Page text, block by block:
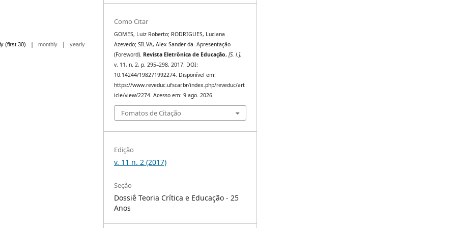
(first 30) | monthly | yearly
Como Citar
GOMES, Luiz Roberto; RODRIGUES, Luciana
Azevedo; SILVA, Alex Sander da. Apresentação
(Foreword). Revista Eletrônica de Educação,[S. l.],
v. 11, n. 2, p. 295–298, 2017. DOI:
10.14244/198271992274. Disponível em:
https://www.reveduc.ufscar.br/index.php/reveduc/art
icle/view/2274. Acesso em: 9 ago. 2026.
Fomatos de Citação
Edição
v. 11 n. 2 (2017)
Seção
Dossiê Teoria Crítica e Educação - 25
Anos